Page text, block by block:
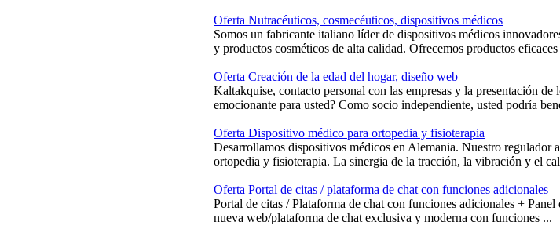
Oferta Nutracéuticos, cosmecéuticos, dispositivos médicos
Somos un fabricante italiano líder de dispositivos médicos
y productos cosméticos de alta calidad. Ofrecemos productos
Oferta Creación de la edad del hogar, diseño web
Kaltakquise, contacto personal con las empresas y la presentación
emocionante para usted? Como socio independiente, usted podría
Oferta Dispositivo médico para ortopedia y fisioterapia
Desarrollamos dispositivos médicos en Alemania. Nuestro regulador
ortopedia y fisioterapia. La sinergia de la tracción, la vibración y el
Oferta Portal de citas / plataforma de chat con funciones adicionales
Portal de citas / Plataforma de chat con funciones adicionales +
nueva web/plataforma de chat exclusiva y moderna con funciones ...